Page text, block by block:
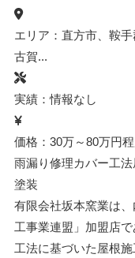
エリア：直方市、鞍
古賀...
実績：情報なし
価格：30万～80万円
雨漏り修理カバー工法
塗装
有限会社坂本窯業は
工事業連盟」加盟店
工法に基づいた屋根